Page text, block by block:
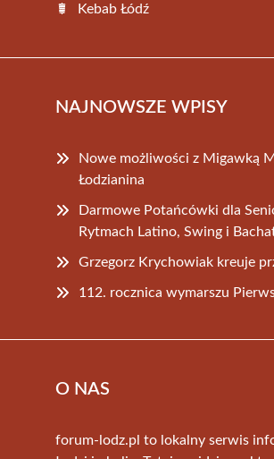
Kebab Łódź
NAJNOWSZE WPISY
Nowe możliwości z Migawką
Łodzianina
Darmowe Potańcówki dla
Rytmach Latino, Swing i
Grzegorz Krychowiak kreuje
112. rocznica wymarszu
O NAS
forum-lodz.pl to lokalny serwis